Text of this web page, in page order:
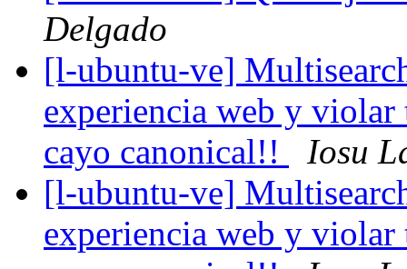
Delgado
[l-ubuntu-ve]
experiencia web y
cayo canonical!!
Iosu
[l-ubuntu-ve]
experiencia web y